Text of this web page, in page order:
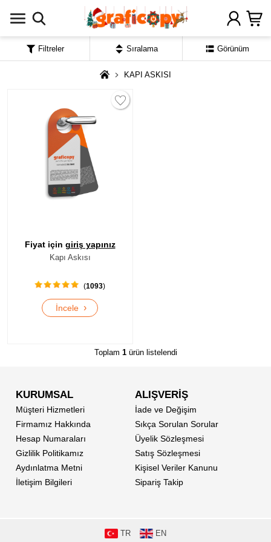
KAPI ASKISI
Fiyat için giriş yapınız
Kapı Askısı
(1093)
İncele ›
Toplam 1ürün listelendi
KURUMSAL
Müşteri Hizmetleri
Firmamız Hakkında
Hesap Numaraları
Gizlilik Politikamız
Aydınlatma Metni
İletişim Bilgileri
ALIŞVERİŞ
İade ve Değişim
Sıkça Sorulan Sorular
Üyelik Sözleşmesi
Satış Sözleşmesi
Kişisel Veriler Kanunu
Sipariş Takip
TR EN
Filtreler Sıralama Görünüm